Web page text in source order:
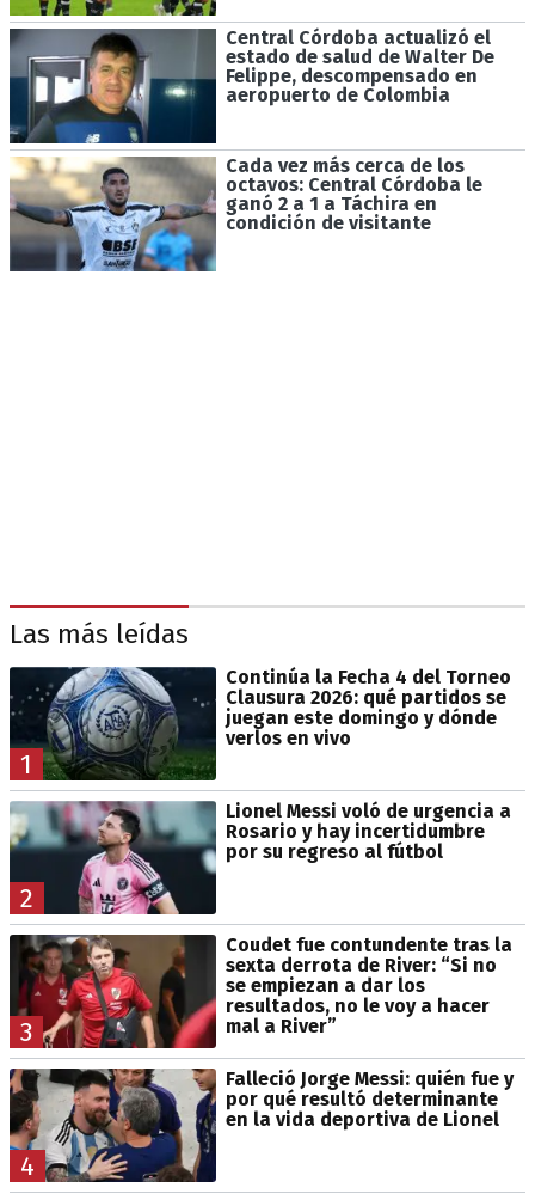
Central Córdoba actualizó el
estado de salud de Walter De
Felippe, descompensado en
aeropuerto de Colombia
Cada vez más cerca de los
octavos: Central Córdoba le
ganó 2 a 1 a Táchira en
condición de visitante
Las más leídas
1
Continúa la Fecha 4 del Torneo
Clausura 2026: qué partidos se
juegan este domingo y dónde
verlos en vivo
2
Lionel Messi voló de urgencia a
Rosario y hay incertidumbre
por su regreso al fútbol
3
Coudet fue contundente tras la
sexta derrota de River: “Si no
se empiezan a dar los
resultados, no le voy a hacer
mal a River”
4
Falleció Jorge Messi: quién fue y
por qué resultó determinante
en la vida deportiva de Lionel